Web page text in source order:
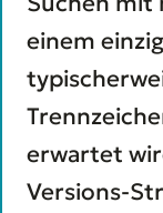
einem
erwartet
Versions-